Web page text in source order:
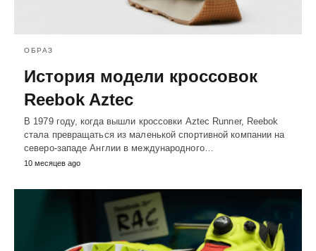
ОБРАЗ
История модели кроссовок
Reebok Aztec
В 1979 году, когда вышли кроссовки Aztec Runner, Reebok
стала превращаться из маленькой спортивной компании на
северо-западе Англии в международного…
10 месяцев ago